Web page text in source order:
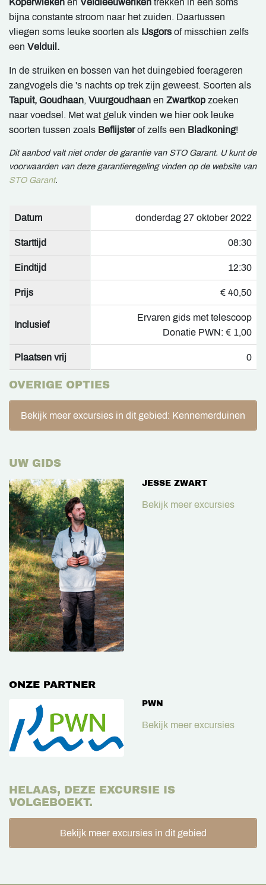
bijna constante stroom naar het zuiden. Daartussen
vliegen soms leuke soorten als IJsgors of misschien zelfs
een Velduil.
In de struiken en bossen van het duingebied foerageren
zangvogels die 's nachts op trek zijn geweest. Soorten als
Tapuit, Goudhaan, Vuurgoudhaan en Zwartkop zoeken
naar voedsel. Met wat geluk vinden we hier ook leuke
soorten tussen zoals Beflijsterof zelfs een Bladkoning!
Dit aanbod valt niet onder de garantie van STO Garant. U kunt de
voorwaarden van deze garantieregeling vinden op de website van
STO Garant.
Datum donderdag 27 oktober 2022
Starttijd 08:30
Eindtijd 12:30
Prijs € 40,50
Inclusief
Ervaren gids met telescoop
Donatie PWN: € 1,00
Plaatsen vrij 0
OVERIGE OPTIES
Bekijk meer excursies in dit gebied: Kennemerduinen
UW GIDS
JESSE ZWART
Bekijk meer excursies
ONZE PARTNER
PWN
Bekijk meer excursies
HELAAS, DEZE EXCURSIE IS
VOLGEBOEKT.
Bekijk meer excursies in dit gebied